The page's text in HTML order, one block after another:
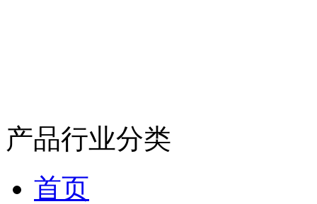
产品行业分类
首页